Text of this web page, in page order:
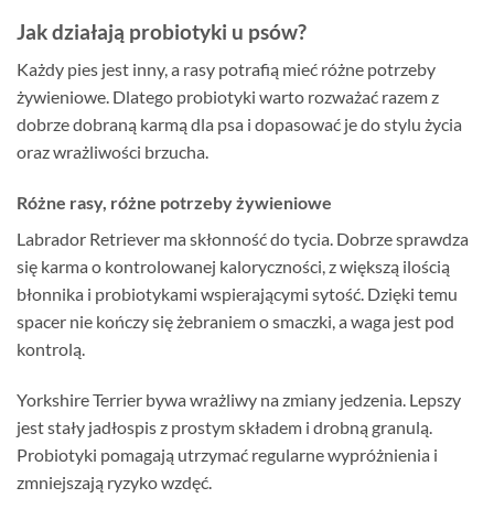
Jak działają probiotyki u psów?
Każdy pies jest inny, a rasy potrafią mieć różne potrzeby
żywieniowe. Dlatego probiotyki warto rozważać razem z
dobrze dobraną karmą dla psa i dopasować je do stylu życia
oraz wrażliwości brzucha.
Różne rasy, różne potrzeby żywieniowe
Labrador Retriever ma skłonność do tycia. Dobrze sprawdza
się karma o kontrolowanej kaloryczności, z większą ilością
błonnika i probiotykami wspierającymi sytość. Dzięki temu
spacer nie kończy się żebraniem o smaczki, a waga jest pod
kontrolą.
Yorkshire Terrier bywa wrażliwy na zmiany jedzenia. Lepszy
jest stały jadłospis z prostym składem i drobną granulą.
Probiotyki pomagają utrzymać regularne wypróżnienia i
zmniejszają ryzyko wzdęć.